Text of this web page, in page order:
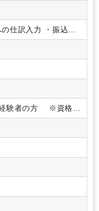
仕訳入力
・振込作
の整理・社内総務
験者の方 ※資格が
シートなど基本的な